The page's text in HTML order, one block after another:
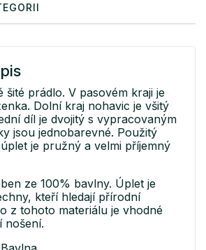
šité prádlo. V pasovém kraji je
Dolní kraj nohavic je všitý
díl je dvojitý s vypracovaným
jsou jednobarevné. Použitý
je pružný a velmi příjemný
ze 100% bavlny. Úplet je
kteří hledají přírodní
z tohoto materiálu je vhodné
nošení.